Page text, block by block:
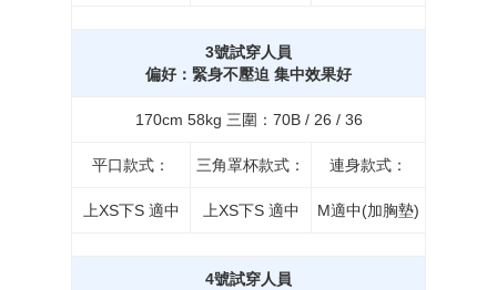
3號試穿人員
偏好：緊身不壓迫 集中效果好
170cm 58kg 三圍：70B / 26 / 36
平口款式： 三角罩杯款式： 連身款式：
上XS下S 適中 上XS下S 適中 M適中(加胸墊)
4號試穿人員